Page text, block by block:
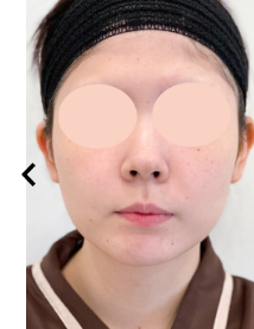
施術名：ボトックス注射(小顔)
施術内容：ボツリヌス菌から抽出
した筋肉の動きを抑制します。こ
細くする効果やフェイスライン
医師とのカウンセリングで注入
射のみの処置のためダウンタイ
程続きます。
施術時間：約10分〜20分程
リスク、副作用：腫れ、赤み、内
とがございます。また、稀にアレ
ございます。ボトックス注入後は
ようお願いします。
費用：アラガン社製 21,800円(税
韓国製ボツリヌストキシン 5,500
オプション：表面麻酔 3,300円(税